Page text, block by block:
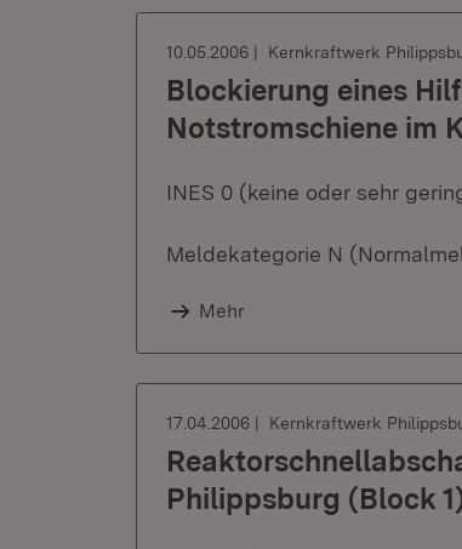
10.05.2006 Kernkraftwerk
Blockierung eines
Notstromschiene im
INES 0 (keine oder sehr
Meldekategorie N
Mehr
17.04.2006 Kernkraftwerk
Philippsburg (Block